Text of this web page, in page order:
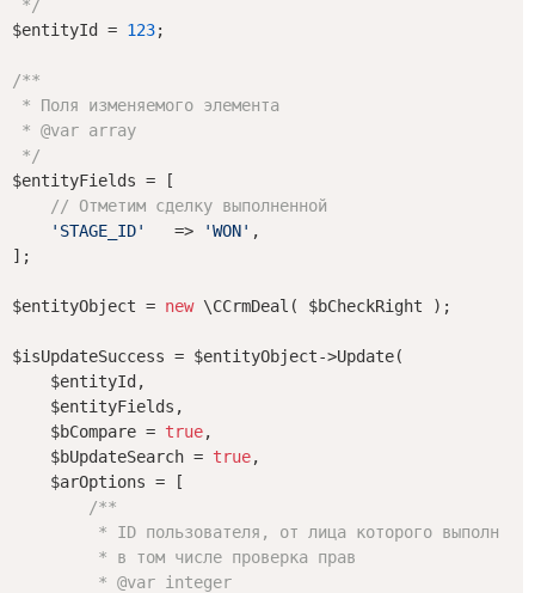
*/
$entityId = 123;
/**
* Поля изменяемого элемента
* @var array
*/
$entityFields = [
// Отметим сделку выполненной
'STAGE_ID'
   =>
'WON' ,
];
$entityObject = new \CCrmDeal( $bCheckRight );
$isUpdateSuccess = $entityObject->Update(
    $entityId,
    $entityFields,
    $bCompare =
true,
    $bUpdateSearch =
true,
    $arOptions = [
/**
* ID пользователя, от лица которого
         * в том числе проверка прав
         *
@var integer